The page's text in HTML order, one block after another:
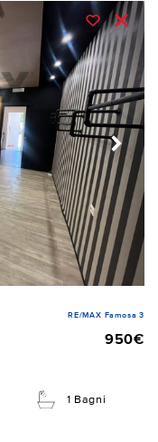
RE/MAX Famosa 3
950€
1 Bagni